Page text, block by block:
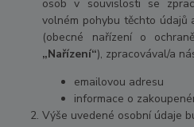
osob v souvislosti se
volném pohybu těchto údajů
(obecné nařízení o
„Nařízení“), zpracovával/a
emailovou adresu
informace o
Výše uvedené osobní údaje